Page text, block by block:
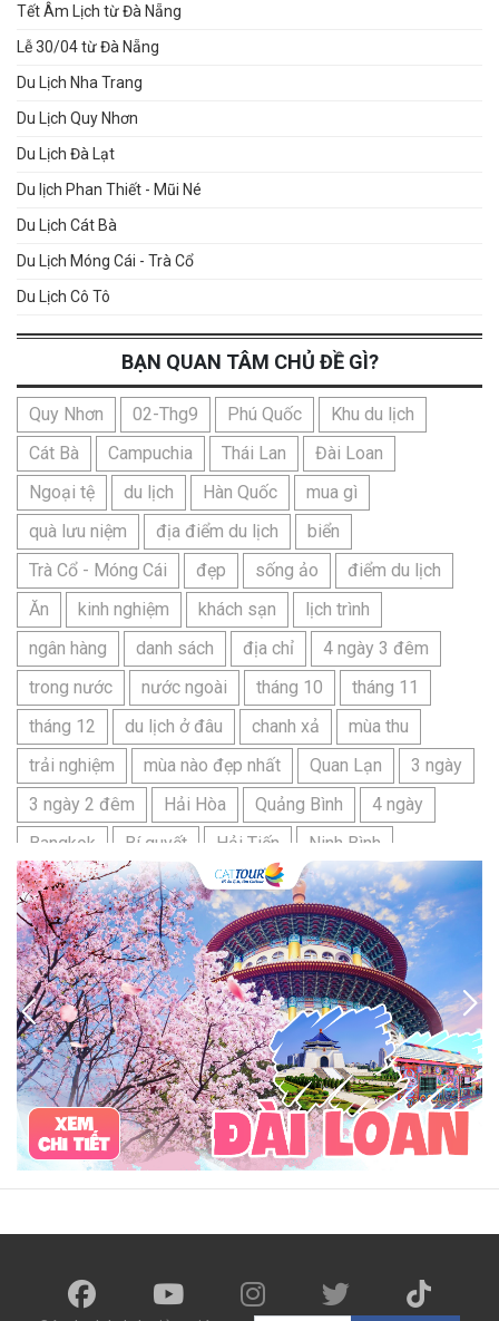
Tết Âm Lịch từ Đà Nẵng
Lễ 30/04 từ Đà Nẵng
Du Lịch Nha Trang
Du Lịch Quy Nhơn
Du Lịch Đà Lạt
Du lịch Phan Thiết - Mũi Né
Du Lịch Cát Bà
Du Lịch Móng Cái - Trà Cổ
Du Lịch Cô Tô
BẠN QUAN TÂM CHỦ ĐỀ GÌ?
Quy Nhơn 02-Thg9 Phú Quốc
Khu du lịch
Cát Bà
Campuchia Thái Lan
Đài Loan
Ngoại tệ
du lịch Hàn Quốc
mua gì
quà lưu niệm
địa điểm du lịch
biển
Trà Cổ - Móng Cái
đẹp sống ảo
điểm du lịch
Ăn
kinh nghiệm khách sạn
lịch trình
ngân hàng
danh sách địa chỉ
4 ngày 3 đêm
trong nước
nước ngoài tháng 10
tháng 11
tháng 12
du lịch ở đâu chanh xả
mùa thu
trải nghiệm
mùa nào đẹp nhất Quan Lạn
3 ngày
3 ngày 2 đêm
Hải Hòa Quảng Bình
4 ngày
Bangkok
Bí quyết Hải Tiến
Ninh Bình
Nhật Bản
du lịch sầm sơn cần chuẩn bị gì
bãi tắm sấm sơn
đặc sản sầm sơn
đặc sản du lịch sầm sơn
tour du lịch 3 ngày 2 đêm
hải sản
Đảo Lan Châu
Cẩm nang du lịch Của Lò
chợ Cửa Lò
tour du lịch Cửa Lò
địa điểm du lịch Cửa Lò
Cửa Lò ở đâu
Hạ Long
Đảo Hòn Ngư
Đảo Song Ngư ATM
mới nhất
cẩm nang du lịch sầm sơn
ô tô phượt
99k
buffet
lẩu Tuyển dụng
Nhân viên Visa
Cát Bà.
Cô Tô miền Bắc
miền Trung
mùa đông
món ngon quà vặt
Chơi gì